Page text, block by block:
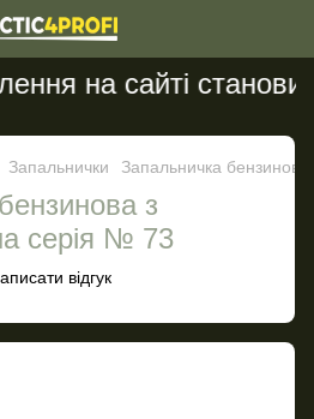
на сайті
Запальнички Запальничка
з
серія № 73
відгук